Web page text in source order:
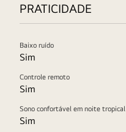
PRATICIDADE
Baixo ruído
Sim
Controle remoto
Sim
Sono confortável em noite tropical
Sim